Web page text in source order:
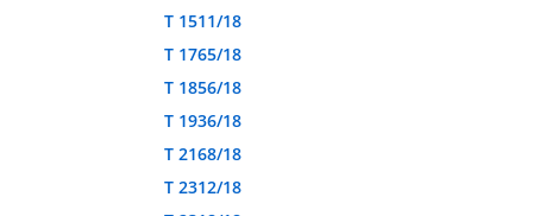
T 1511/18
T 1765/18
T 1856/18
T 1936/18
T 2168/18
T 2312/18